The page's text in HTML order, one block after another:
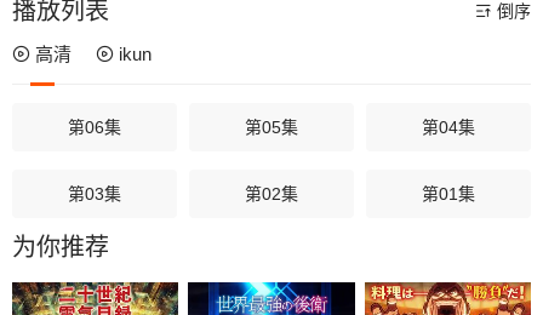
播放列表 倒序
高清 ikun
第06集 第05集 第04集
第03集 第02集 第01集
为你推荐